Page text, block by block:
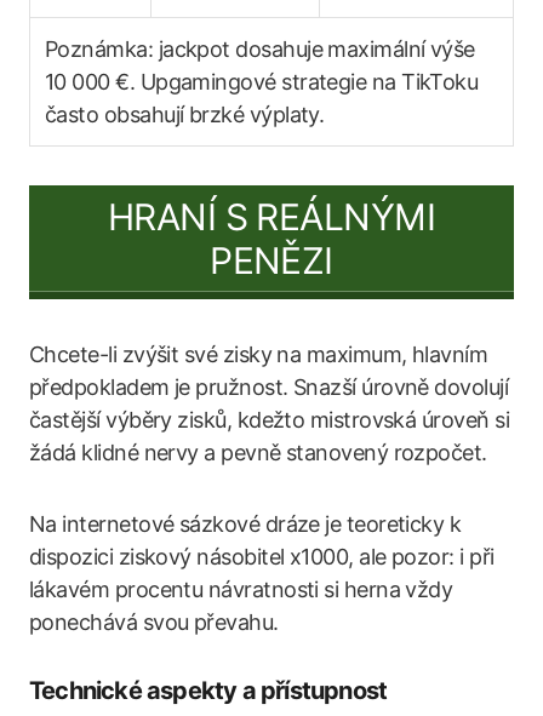
Poznámka: jackpot dosahuje maximální výše
10 000 €. Upgamingové strategie na TikToku
často obsahují brzké výplaty.
HRANÍ S REÁLNÝMI
PENĚZI
Chcete-li zvýšit své zisky na maximum, hlavním
předpokladem je pružnost. Snazší úrovně dovolují
častější výběry zisků, kdežto mistrovská úroveň si
žádá klidné nervy a pevně stanovený rozpočet.
Na internetové sázkové dráze je teoreticky k
dispozici ziskový násobitel x1000, ale pozor: i při
lákavém procentu návratnosti si herna vždy
ponechává svou převahu.
Technické aspekty a přístupnost